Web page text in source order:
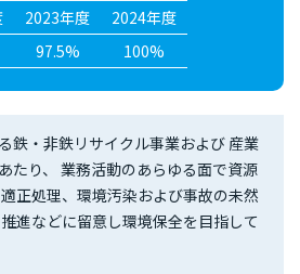
2023年度
2024年度
97.5% 100%
鉄・非鉄リサイクル事業および 産業
たり、 業務活動のあらゆる面で資源
正処理、環境汚染および事故の未然
進などに留意し環境保全を目指して